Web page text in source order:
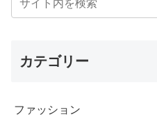
カテゴリー
ファッション